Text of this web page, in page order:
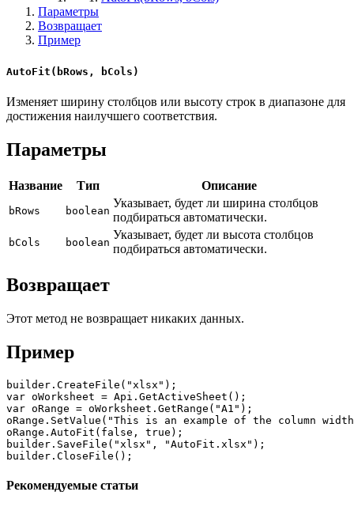
Параметры
Возвращает
Пример
AutoFit(bRows, bCols)
Изменяет ширину столбцов или высоту строк в диапазоне для
достижения наилучшего соответствия.
Параметры
Название Тип Описание
bRows boolean
Указывает, будет ли ширина столбцов
подбираться автоматически.
bCols boolean
Указывает, будет ли высота столбцов
подбираться автоматически.
Возвращает
Этот метод не возвращает никаких данных.
Пример
builder.CreateFile("xlsx");
var oWorksheet = Api.GetActiveSheet();
var oRange = oWorksheet.GetRange("A1");
oRange.SetValue("This is an example of the column
oRange.AutoFit(false, true);
builder.SaveFile("xlsx", "AutoFit.xlsx");
builder.CloseFile();
Рекомендуемые статьи